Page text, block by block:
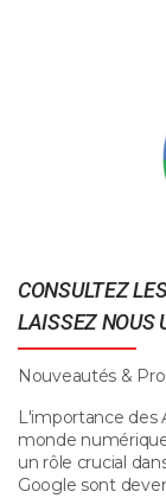
CONSULTEZ
LAISSEZ NOUS
Nouveautés &
L'importance des
monde
un rôle crucial
Google sont